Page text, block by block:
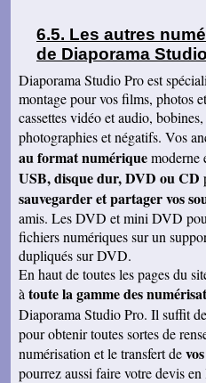
Les autres
de Diaporama
Diaporama Studio Pro est
montage pour vos films, photos
cassettes vidéo et audio,
photographies et négatifs. Vos
au format numériquemoderne
USB, disque dur, DVD ou CD
sauvegarder et partager vos
amis. Les DVD et mini DVD
fichiers numériques sur un
dupliqués sur DVD.
En haut de toutes les pages du
à toute la gamme des
Diaporama Studio Pro. Il suffit de
pour obtenir toutes sortes de
numérisation et le transfert de
pourrez aussi faire votre devis